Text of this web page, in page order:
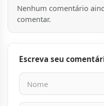
Nenhum comentário
comentar.
Escreva seu
Nome
E-mail